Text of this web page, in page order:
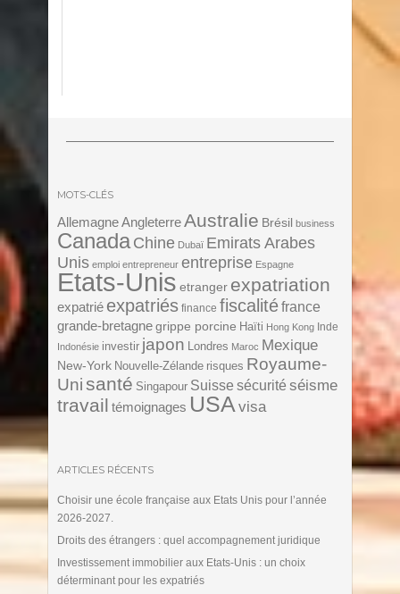
MOTS-CLÉS
Allemagne AngleterreAustralie Brésil business
Canada Chine Dubaï Emirats Arabes
Unis emploi entrepreneur entreprise Espagne
Etats-Unis etranger expatriation
expatrié expatriés finance fiscalitéfrance
grande-bretagne grippe porcine Haïti Hong Kong Inde
Indonésie investir japon Londres Maroc Mexique
New-York Nouvelle-Zélande risques Royaume-
Unisanté Singapour Suisse sécurité séisme
travail témoignages USA visa
ARTICLES RÉCENTS
Choisir une école française aux Etats Unis pour l’année
2026-2027.
Droits des étrangers : quel accompagnement juridique
Investissement immobilier aux Etats-Unis : un choix
déterminant pour les expatriés